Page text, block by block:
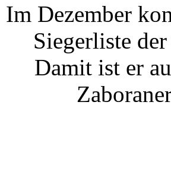
Im Dezember
Siegerliste
Damit ist er